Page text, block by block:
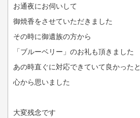
お通夜にお伺いして
御焼香をさせていただきました
その時に御遺族の方から
「ブルーベリー」のお礼も頂きました
あの時直ぐに対応できていて良かったと
心から思いました
大変残念です